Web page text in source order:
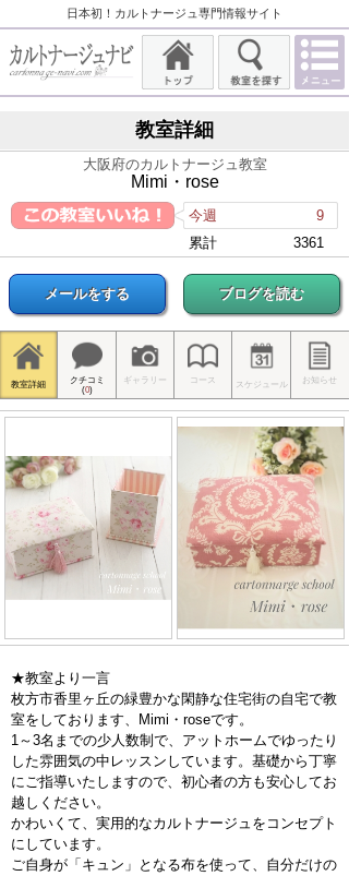
日本初！カルトナージュ専門情報サイト
教室詳細
大阪府のカルトナージュ教室
Mimi・rose
今週
9
累計
3361
メールをする ブログを読む
教室詳細
クチコミ
(0)
ギャラリー コース スケジュール お知らせ
★教室より一言
枚方市香里ヶ丘の緑豊かな閑静な住宅街の自宅で教
室をしております、Mimi・roseです。
1～3名までの少人数制で、アットホームでゆったり
した雰囲気の中レッスンしています。基礎から丁寧
にご指導いたしますので、初心者の方も安心してお
越しください。
かわいくて、実用的なカルトナージュをコンセプト
にしています。
ご自身が「キュン」となる布を使って、自分だけの